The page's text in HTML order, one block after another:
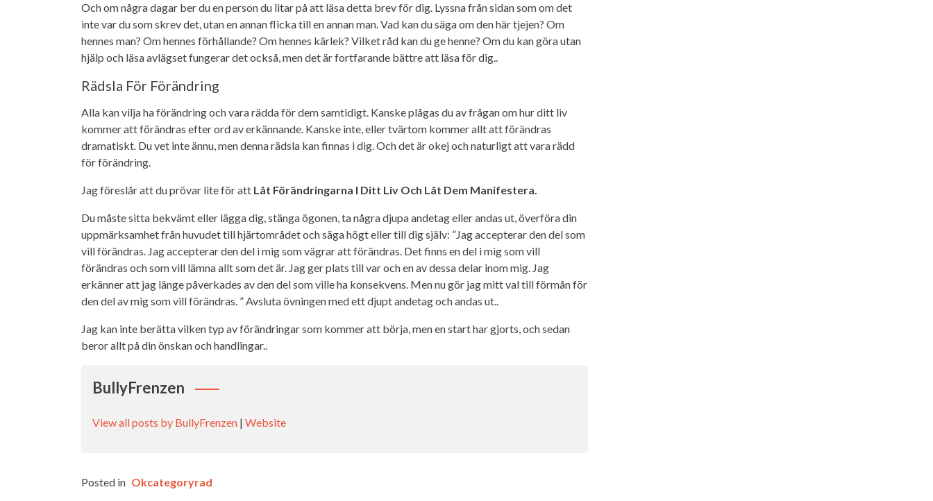
Och om några dagar ber du en person du litar på att läsa detta brev för dig. Lyssna från sidan som om det
inte var du som skrev det, utan en annan flicka till en annan man. Vad kan du säga om den här tjejen? Om
hennes man? Om hennes förhållande? Om hennes kärlek? Vilket råd kan du ge henne? Om du kan göra utan
hjälp och läsa avlägset fungerar det också, men det är fortfarande bättre att läsa för dig..
Rädsla För Förändring
Alla kan vilja ha förändring och vara rädda för dem samtidigt. Kanske plågas du av frågan om hur ditt liv
kommer att förändras efter ord av erkännande. Kanske inte, eller tvärtom kommer allt att förändras
dramatiskt. Du vet inte ännu, men denna rädsla kan finnas i dig. Och det är okej och naturligt att vara rädd
för förändring.
Jag föreslår att du prövar lite för att Låt Förändringarna I Ditt Liv Och Låt Dem Manifestera.
Du måste sitta bekvämt eller lägga dig, stänga ögonen, ta några djupa andetag eller andas ut, överföra din
uppmärksamhet från huvudet till hjärtområdet och säga högt eller till dig själv: ”Jag accepterar den del som
vill förändras. Jag accepterar den del i mig som vägrar att förändras. Det finns en del i mig som vill
förändras och som vill lämna allt som det är. Jag ger plats till var och en av dessa delar inom mig. Jag
erkänner att jag länge påverkades av den del som ville ha konsekvens. Men nu gör jag mitt val till förmån för
den del av mig som vill förändras. ” Avsluta övningen med ett djupt andetag och andas ut..
Jag kan inte berätta vilken typ av förändringar som kommer att börja, men en start har gjorts, och sedan
beror allt på din önskan och handlingar..
BullyFrenzen
View all posts by BullyFrenzen | Website
Posted in Okcategoryrad